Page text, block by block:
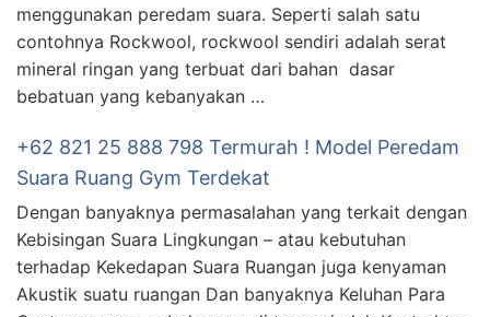
menggunakan peredam suara. Seperti salah satu
contohnya Rockwool, rockwool sendiri adalah serat
mineral ringan yang terbuat dari bahan dasar
bebatuan yang kebanyakan …
+62 821 25 888 798 Termurah ! Model Peredam
Suara Ruang Gym Terdekat
Dengan banyaknya permasalahan yang terkait dengan
Kebisingan Suara Lingkungan – atau kebutuhan
terhadap Kekedapan Suara Ruangan juga kenyaman
Akustik suatu ruangan Dan banyaknya Keluhan Para